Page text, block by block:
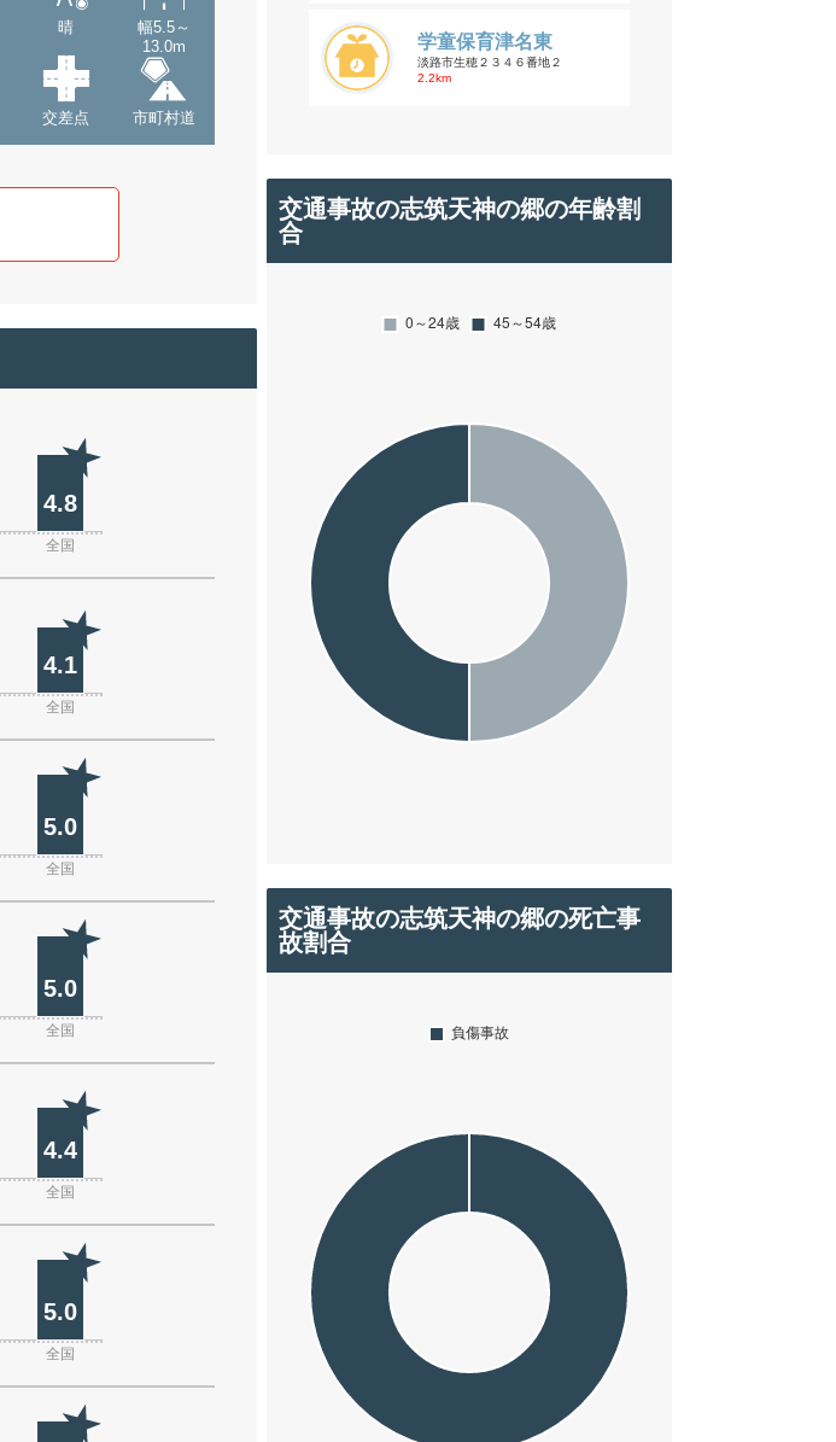
晴
幅5.5～
13.0m
交差点 市町村道
4.8
全国
4.1
全国
5.0
全国
5.0
全国
4.4
全国
5.0
全国
学童保育津名東
淡路市生穂２３４６番地２
2.2km
交通事故の志筑天神の郷の年齢割
合
交通事故の志筑天神の郷の死亡事
故割合